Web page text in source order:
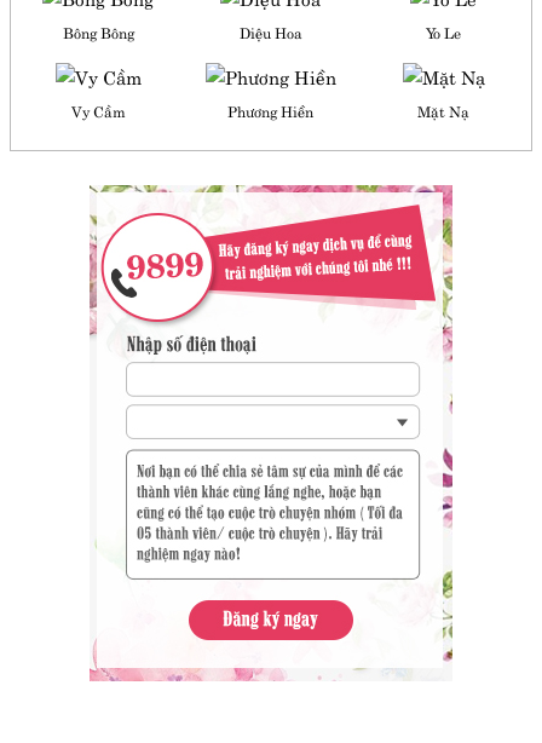
Bông Bông Diệu Hoa Yo Le
Vy Cầm Phương Hiền Mặt Nạ